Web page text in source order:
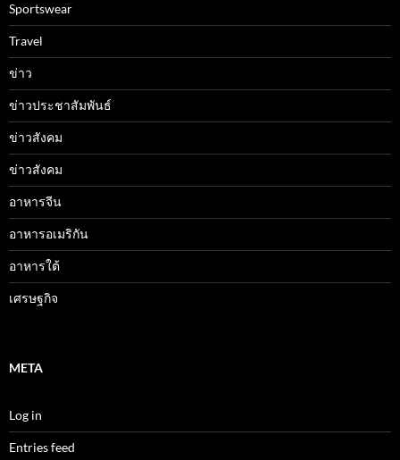
Sportswear
Travel
ข่าว
ข่าวประชาสัมพันธ์
ข่าวสังคม
ข่าวสังคม
อาหารจีน
อาหารอเมริกัน
อาหารใต้
เศรษฐกิจ
META
Log in
Entries feed